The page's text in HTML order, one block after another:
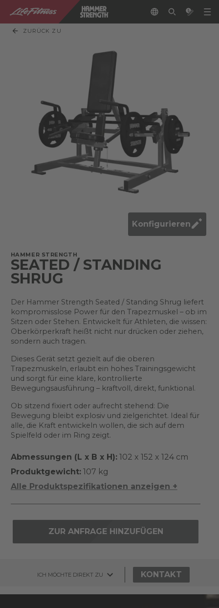
ZURÜCK ZU
Konfigurieren
HAMMER STRENGTH
SEATED / STANDING
SHRUG
Der Hammer Strength Seated / Standing Shrug liefert
kompromisslose Power für den Trapezmuskel – ob im
Sitzen oder Stehen. Entwickelt für Athleten, die wissen:
Oberkörperkraft heißt nicht nur drücken oder ziehen,
sondern auch tragen.
Dieses Gerät setzt gezielt auf die oberen
Trapezmuskeln, erlaubt ein hohes Trainingsgewicht
und sorgt für eine klare, kontrollierte
Bewegungsausführung – kraftvoll, direkt, funktional.
Ob sitzend fixiert oder aufrecht stehend: Die
Bewegung bleibt explosiv und zielgerichtet. Ideal für
alle, die Kraft entwickeln wollen, die sich auf dem
Spielfeld oder im Ring zeigt.
Abmessungen (L x B x H):102 x 152 x 124 cm
Produktgewicht:107 kg
Alle Produktspezifikationen anzeigen +
ZUR ANFRAGE HINZUFÜGEN
ICH MÖCHTE DIREKT ZU KONTAKT